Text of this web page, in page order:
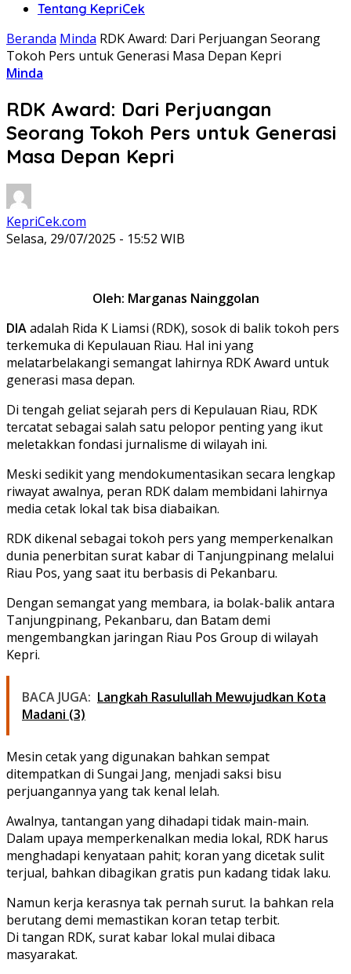
Tentang KepriCek
Beranda Minda RDK Award: Dari Perjuangan Seorang
Tokoh Pers untuk Generasi Masa Depan Kepri
Minda
RDK Award: Dari Perjuangan
Seorang Tokoh Pers untuk Generasi
Masa Depan Kepri
KepriCek.com
Selasa, 29/07/2025 - 15:52 WIB
Oleh: Marganas Nainggolan
DIAadalah Rida K Liamsi (RDK), sosok di balik tokoh pers
terkemuka di Kepulauan Riau. Hal ini yang
melatarbelakangi semangat lahirnya RDK Award untuk
generasi masa depan.
Di tengah geliat sejarah pers di Kepulauan Riau, RDK
tercatat sebagai salah satu pelopor penting yang ikut
meletakkan fondasi jurnalisme di wilayah ini.
Meski sedikit yang mendokumentasikan secara lengkap
riwayat awalnya, peran RDK dalam membidani lahirnya
media cetak lokal tak bisa diabaikan.
RDK dikenal sebagai tokoh pers yang memperkenalkan
dunia penerbitan surat kabar di Tanjungpinang melalui
Riau Pos, yang saat itu berbasis di Pekanbaru.
Dengan semangat yang membara, ia bolak-balik antara
Tanjungpinang, Pekanbaru, dan Batam demi
mengembangkan jaringan Riau Pos Group di wilayah
Kepri.
BACA JUGA: Langkah Rasulullah Mewujudkan Kota
Madani (3)
Mesin cetak yang digunakan bahkan sempat
ditempatkan di Sungai Jang, menjadi saksi bisu
perjuangannya yang tak kenal lelah.
Awalnya, tantangan yang dihadapi tidak main-main.
Dalam upaya memperkenalkan media lokal, RDK harus
menghadapi kenyataan pahit; koran yang dicetak sulit
terjual, bahkan dibagikan gratis pun kadang tidak laku.
Namun kerja kerasnya tak pernah surut. Ia bahkan rela
berutang demi memastikan koran tetap terbit.
Di tangan RDK, surat kabar lokal mulai dibaca
masyarakat.